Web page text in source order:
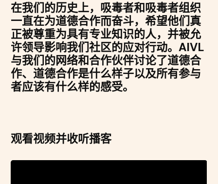
在我们的历史上，吸毒者和吸毒者组织
一直在为道德合作而奋斗，希望他们真
正被尊重为具有专业知识的人，并被允
许领导影响我们社区的应对行动。AIVL
与我们的网络和合作伙伴讨论了道德合
作、道德合作是什么样子以及所有参与
者应该有什么样的感受。
观看视频并收听播客